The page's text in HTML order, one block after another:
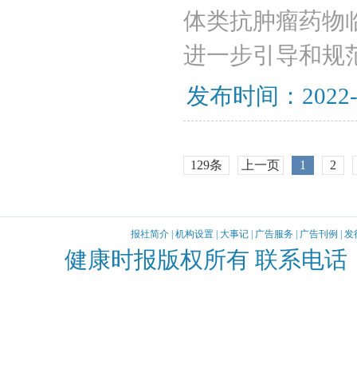
体类抗肿瘤药物
进一步引导和规
发布时间：
129条 上一页 1 2
报社简介 机构设置 大事记 广告服务 广告刊例 发
健康时报版权所有 联系电话